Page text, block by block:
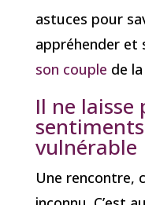
astuces pour
appréhender
son couple de la
Il ne laisse
vulnérable
Une rencontre,